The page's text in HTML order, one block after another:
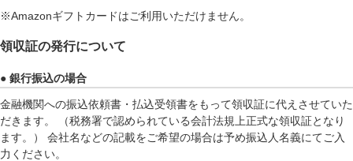
※Amazonギフトカードはご利用いただけません。
領収証の発行について
● 銀行振込の場合
金融機関への振込依頼書・払込受領書をもって領収証に代えさせていた
だきます。 （税務署で認められている会計法規上正式な領収証となり
ます。） 会社名などの記載をご希望の場合は予め振込人名義にてご入
力ください。